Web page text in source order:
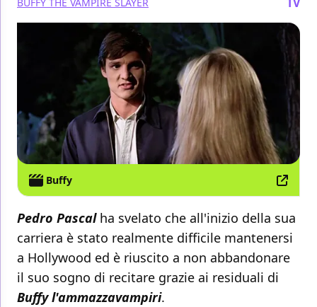
BUFFY THE VAMPIRE SLAYER TV
Buffy
Pedro Pascalha svelato che all'inizio della sua
carriera è stato realmente difficile mantenersi
a Hollywood ed è riuscito a non abbandonare
il suo sogno di recitare grazie ai residuali di
Buffy l'ammazzavampiri.